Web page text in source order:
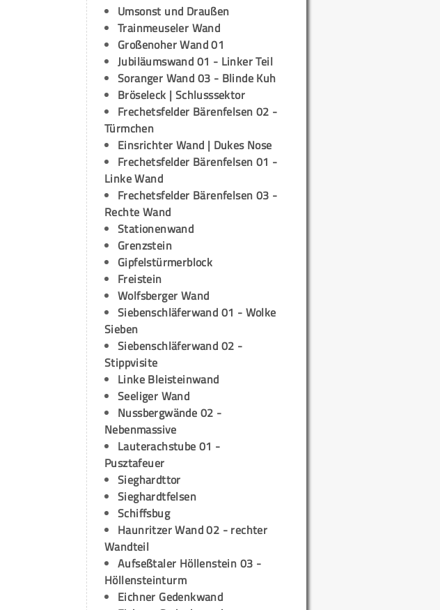
Umsonst und Draußen
Trainmeuseler Wand
Großenoher Wand 01
Jubiläumswand 01 - Linker Teil
Soranger Wand 03 - Blinde Kuh
Bröseleck | Schlusssektor
Frechetsfelder Bärenfelsen 02 -
Türmchen
Einsrichter Wand | Dukes Nose
Frechetsfelder Bärenfelsen 01 -
Linke Wand
Frechetsfelder Bärenfelsen 03 -
Rechte Wand
Stationenwand
Grenzstein
Gipfelstürmerblock
Freistein
Wolfsberger Wand
Siebenschläferwand 01 - Wolke
Sieben
Siebenschläferwand 02 -
Stippvisite
Linke Bleisteinwand
Seeliger Wand
Nussbergwände 02 -
Nebenmassive
Lauterachstube 01 -
Pusztafeuer
Sieghardttor
Sieghardtfelsen
Schiffsbug
Haunritzer Wand 02 - rechter
Wandteil
Aufseßtaler Höllenstein 03 -
Höllensteinturm
Eichner Gedenkwand